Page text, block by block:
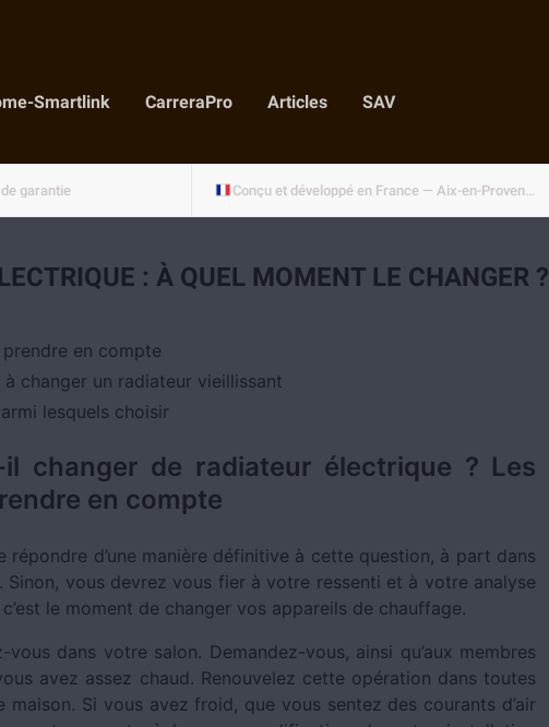
Smartlink CarreraPro Articles SAV
garantie Conçu et développé en France — Aix-en-Provence
: À QUEL MOMENT LE CHANGER ?
en compte
à changer un radiateur vieillissant
lesquels choisir
changer de radiateur électrique ? Les
en compte
répondre d’une manière définitive à cette question, à part dans
Sinon, vous devrez vous fier à votre ressenti et à votre analyse
le moment de changer vos appareils de chauffage.
vous dans votre salon. Demandez-vous, ainsi qu’aux membres
avez assez chaud. Renouvelez cette opération dans toutes
maison. Si vous avez froid, que vous sentez des courants d’air